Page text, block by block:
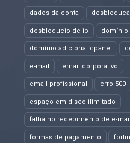
dados da conta
desbloqueio de ip domínio
domínio adicional cpanel
e-mail email corporativo
email profissional erro 500
espaço em disco ilimitado
falha no recebimento de e-mail
formas de pagamento